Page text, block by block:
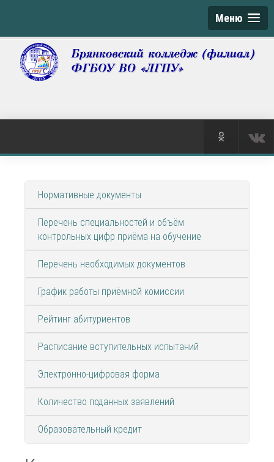
Меню
Нормативные документы
Перечень специальностей и объём
контрольных цифр приёма на обучение
Перечень необходимых документов
График работы приёмной комиссии
Рейтинг абитуриентов
Расписание вступительных испытаний
Электронно-цифровая форма
Количество поданных заявлений
Образовательный кредит